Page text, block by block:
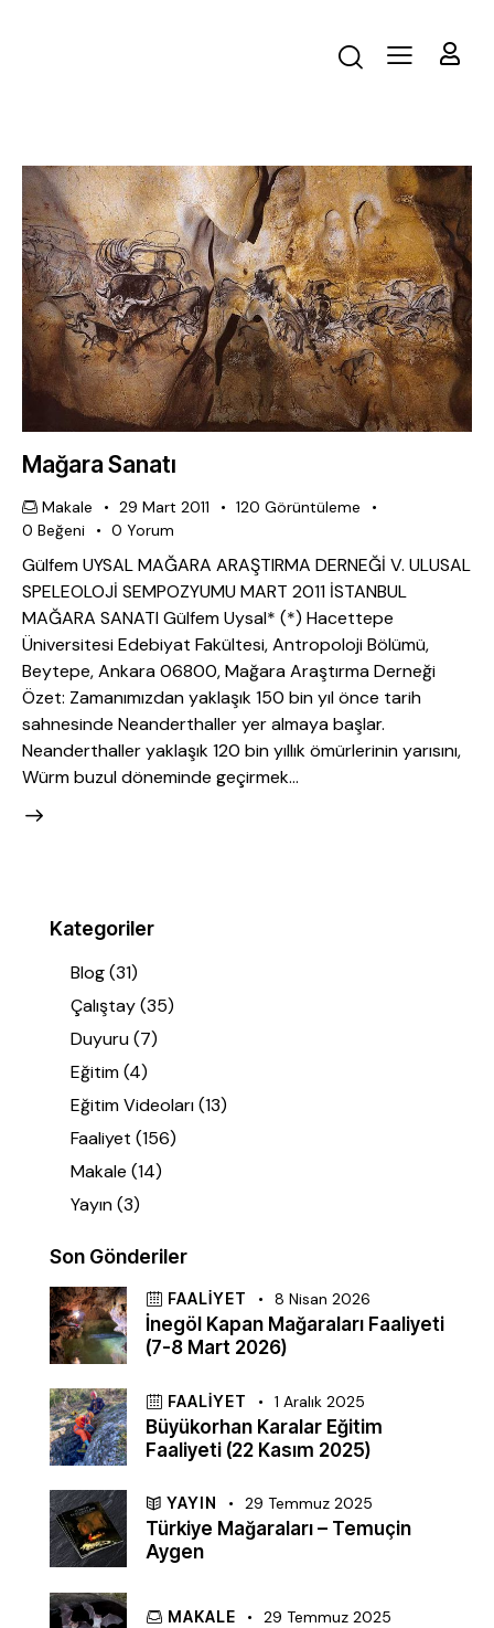
Mağara Sanatı
Makale 29 Mart 2011 120 Görüntüleme
0 Beğeni 0 Yorum
Gülfem UYSAL MAĞARA ARAŞTIRMA DERNEĞİ V. ULUSAL
SPELEOLOJİ SEMPOZYUMU MART 2011 İSTANBUL
MAĞARA SANATI Gülfem Uysal* (*) Hacettepe
Üniversitesi Edebiyat Fakültesi, Antropoloji Bölümü,
Beytepe, Ankara 06800, Mağara Araştırma Derneği
Özet: Zamanımızdan yaklaşık 150 bin yıl önce tarih
sahnesinde Neanderthaller yer almaya başlar.
Neanderthaller yaklaşık 120 bin yıllık ömürlerinin yarısını,
Würm buzul döneminde geçirmek…
Kategoriler
Blog(31)
Çalıştay(35)
Duyuru(7)
Eğitim(4)
Eğitim Videoları(13)
Faaliyet (156)
Makale (14)
Yayın(3)
Son Gönderiler
FAALIYET 8 Nisan 2026
İnegöl Kapan Mağaraları Faaliyeti
(7-8 Mart 2026)
FAALIYET 1 Aralık 2025
Büyükorhan Karalar Eğitim
Faaliyeti (22 Kasım 2025)
YAYIN 29 Temmuz 2025
Türkiye Mağaraları – Temuçin
Aygen
MAKALE 29 Temmuz 2025